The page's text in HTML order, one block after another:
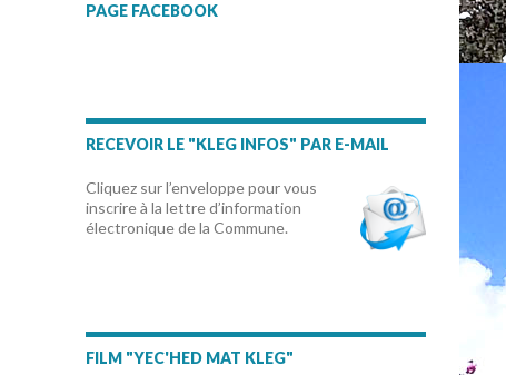
PAGE FACEBOOK
RECEVOIR LE "KLEG INFOS" PAR E-MAIL
Cliquez sur l’enveloppe pour vous
inscrire à la lettre d’information
électronique de la Commune.
FILM "YEC'HED MAT KLEG"